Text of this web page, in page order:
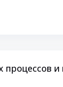
процессов